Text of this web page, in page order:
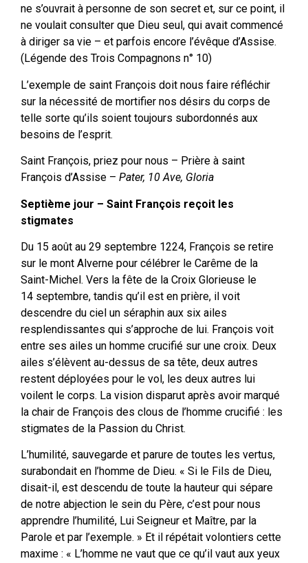
ne s’ouvrait à personne de son secret et, sur ce point, il
ne voulait consulter que Dieu seul, qui avait commencé
à diriger sa vie – et parfois encore l’évêque d’Assise.
(Légende des Trois Compagnons n° 10)
L’exemple de saint François doit nous faire réfléchir
sur la nécessité de mortifier nos désirs du corps de
telle sorte qu’ils soient toujours subordonnés aux
besoins de l’esprit.
Saint François, priez pour nous – Prière à saint
François d’Assise – Pater, 10 Ave, Gloria
Septième jour – Saint François reçoit les
stigmates
Du 15 août au 29 septembre 1224, François se retire
sur le mont Alverne pour célébrer le Carême de la
Saint-Michel. Vers la fête de la Croix Glorieuse le
14 septembre, tandis qu’il est en prière, il voit
descendre du ciel un séraphin aux six ailes
resplendissantes qui s’approche de lui. François voit
entre ses ailes un homme crucifié sur une croix. Deux
ailes s’élèvent au-dessus de sa tête, deux autres
restent déployées pour le vol, les deux autres lui
voilent le corps. La vision disparut après avoir marqué
la chair de François des clous de l’homme crucifié : les
stigmates de la Passion du Christ.
L’humilité, sauvegarde et parure de toutes les vertus,
surabondait en l’homme de Dieu. « Si le Fils de Dieu,
disait-il, est descendu de toute la hauteur qui sépare
de notre abjection le sein du Père, c’est pour nous
apprendre l’humilité, Lui Seigneur et Maître, par la
Parole et par l’exemple. » Et il répétait volontiers cette
maxime : « L’homme ne vaut que ce qu’il vaut aux yeux